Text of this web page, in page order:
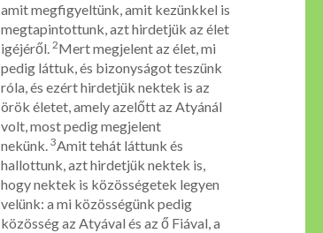
amit megfigyeltünk, amit kezünkkel is
megtapintottunk, azt hirdetjük az élet
igéjéről. 2Mert megjelent az élet, mi
pedig láttuk, és bizonyságot teszünk
róla, és ezért hirdetjük nektek is az
örök életet, amely azelőtt az Atyánál
volt, most pedig megjelent
nekünk. 3Amit tehát láttunk és
hallottunk, azt hirdetjük nektek is,
hogy nektek is közösségetek legyen
velünk: a mi közösségünk pedig
közösség az Atyával és az ő Fiával, a